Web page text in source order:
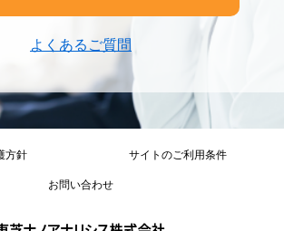
よくあるご質問
方針 サイトのご利用条件
お問い合わせ